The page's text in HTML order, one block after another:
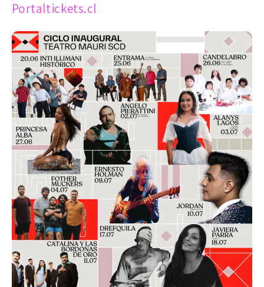
Portaltickets.cl